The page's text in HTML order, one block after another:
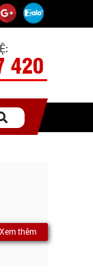
420
Xem thêm